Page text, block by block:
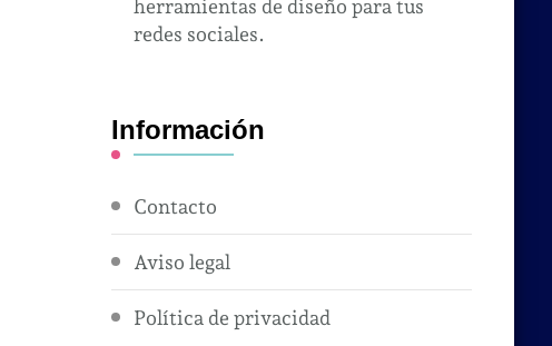
herramientas de diseño para tus
redes sociales.
Información
Contacto
Aviso legal
Política de privacidad